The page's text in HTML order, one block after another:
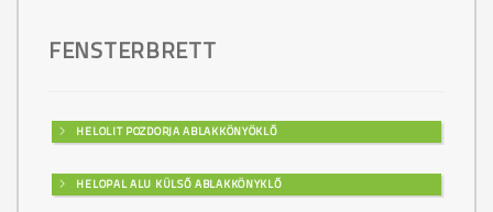
FENSTERBRETT
HELOLIT POZDORJA ABLAKKÖNYÖKLŐ
HELOPAL ALU KÜLSŐ ABLAKKÖNYKLŐ